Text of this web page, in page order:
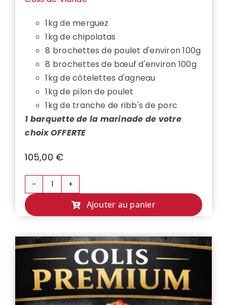
1kg de merguez
1kg de chipolatas
8 brochettes de poulet d'environ 100g
8 brochettes de bœuf d'environ 100g
1kg de côtelettes d'agneau
1kg de pilon de poulet
1kg de tranche de ribb's de porc
1 barquette de la marinade de votre
choix OFFERTE
105,00 €
quantité
COLIS
XL
Ajouter au panier